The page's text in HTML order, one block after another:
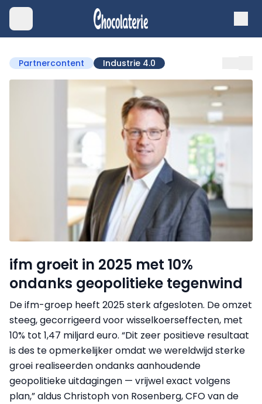
Partnercontent Industrie 4.0
ifm groeit in 2025 met 10%
ondanks geopolitieke tegenwind
De ifm-groep heeft 2025 sterk afgesloten. De omzet
steeg, gecorrigeerd voor wisselkoerseffecten, met
10% tot 1,47 miljard euro. “Dit zeer positieve resultaat
is des te opmerkelijker omdat we wereldwijd sterke
groei realiseerden ondanks aanhoudende
geopolitieke uitdagingen — vrijwel exact volgens
plan,” aldus Christoph von Rosenberg, CFO van de